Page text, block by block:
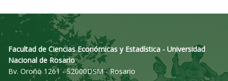
Facultad de Ciencias Económicas y Estadística - Universidad
Nacional de Rosario
Bv. Oroño 1261 - S2000DSM - Rosario